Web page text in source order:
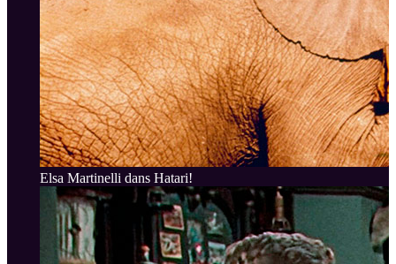
Elsa Martinelli dans Hatari!